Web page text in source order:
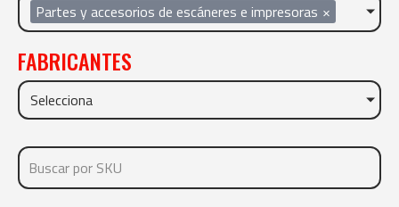
Partes y accesorios de escáneres e impresoras ×
FABRICANTES
Selecciona